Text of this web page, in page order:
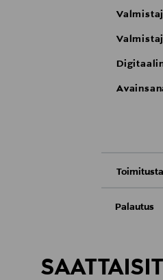
Palautus
LUE